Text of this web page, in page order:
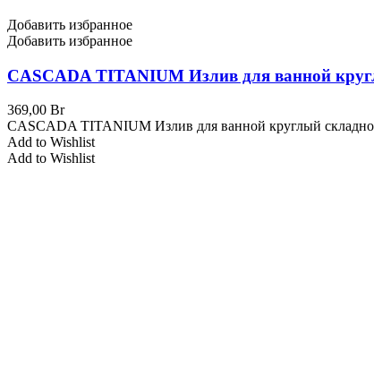
Добавить избранное
Добавить избранное
CASCADA TITANIUM Излив для ванной
369,00 Br
CASCADA TITANIUM Излив для ванной круглый
Add to Wishlist
Add to Wishlist